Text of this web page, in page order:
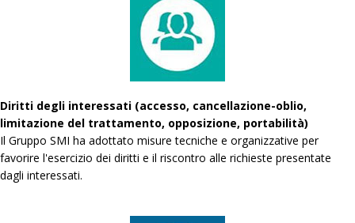
Diritti degli interessati (accesso, cancellazione-oblio,
limitazione del trattamento, opposizione, portabilità)
Il Gruppo SMI ha adottato misure tecniche e organizzative per
favorire l'esercizio dei diritti e il riscontro alle richieste presentate
dagli interessati.